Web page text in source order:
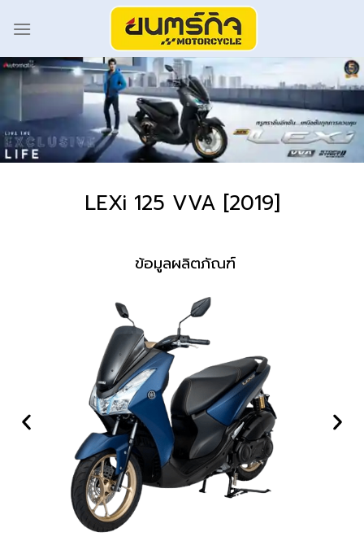
LEXi 125 VVA [2019]
ข้อมูลผลิตภัณฑ์